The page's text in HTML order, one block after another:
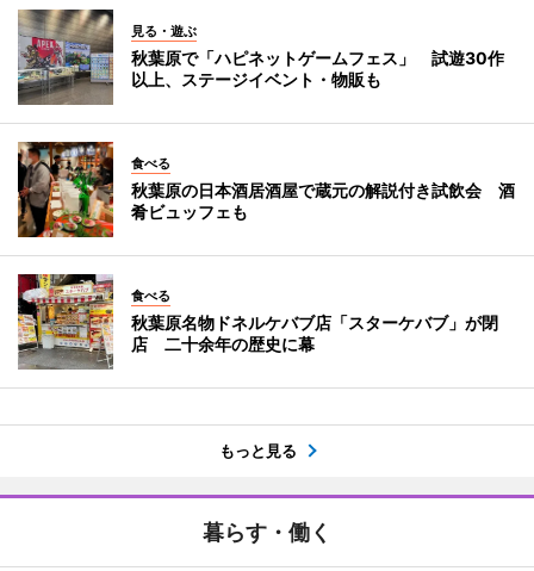
見る・遊ぶ
秋葉原で「ハピネットゲームフェス」 試遊30作
以上、ステージイベント・物販も
食べる
秋葉原の日本酒居酒屋で蔵元の解説付き試飲会 酒
肴ビュッフェも
食べる
秋葉原名物ドネルケバブ店「スターケバブ」が閉
店 二十余年の歴史に幕
もっと見る
暮らす・働く